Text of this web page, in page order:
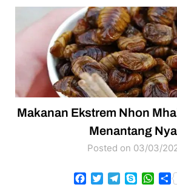
Makanan Ekstrem Nhon
Menantang
Posted on 03/03/
Facebook
TwitterTelegram
Skype